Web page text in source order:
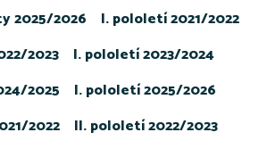
2025/2026
I. pololetí 2021/2022
2023
I. pololetí 2023/2024
2025
I. pololetí 2025/2026
2022
II. pololetí 2022/2023